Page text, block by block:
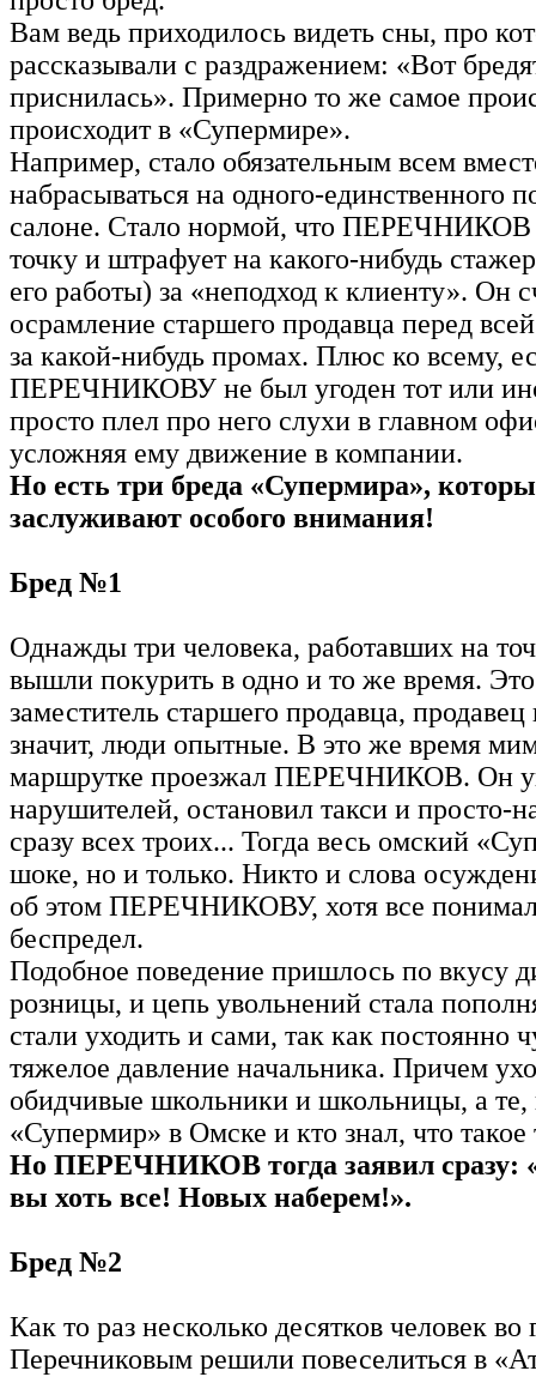
Вам ведь приходилось видеть сны, про
рассказывали с раздражением: «Вот
приснилась». Примерно то же самое
происходит в «Супермире».
Например, стало обязательным всем
набрасываться на одного-единственного
салоне. Стало нормой, что ПЕРЕЧНИКОВ
точку и штрафует на какого-нибудь
его работы) за «неподход к клиенту». Он
осрамление старшего продавца перед
за какой-нибудь промах. Плюс ко всему,
ПЕРЕЧНИКОВУ не был угоден тот или
просто плел про него слухи в главном
усложняя ему движение в компании.
Но есть три бреда «Супермира»,
заслуживают особого внимания!
Бред №1
Однажды три человека, работавших на
вышли покурить в одно и то же время.
заместитель старшего продавца, продавец
значит, люди опытные. В это же время
маршрутке проезжал ПЕРЕЧНИКОВ. Он
нарушителей, остановил такси и просто-
сразу всех троих... Тогда весь омский
шоке, но и только. Никто и слова
об этом ПЕРЕЧНИКОВУ, хотя все
беспредел.
Подобное поведение пришлось по вкусу
розницы, и цепь увольнений стала
стали уходить и сами, так как постоянно
тяжелое давление начальника. Причем
обидчивые школьники и школьницы, а те,
«Супермир» в Омске и кто знал, что
Но ПЕРЕЧНИКОВ тогда заявил сразу:
вы хоть все! Новых наберем!».
Бред №2
Как то раз несколько десятков человек во
Перечниковым решили повеселиться в